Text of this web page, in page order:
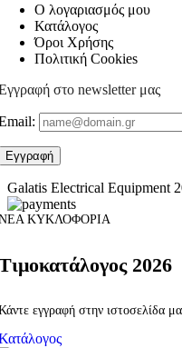
Ο λογαριασμός μου
Κατάλογος
Όροι Χρήσης
Πολιτική Cookies
στο newsletter μας
Galatis Electrical Equipment
ΚΥΚΛΟΦΟΡΙΑ
2026
εγγραφή στην ιστοσελίδα